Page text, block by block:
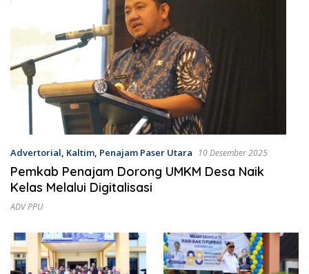
Advertorial, Kaltim, Penajam Paser Utara 10 Desember 2025
Pemkab Penajam Dorong UMKM Desa Naik
Kelas Melalui Digitalisasi
ADV PPU